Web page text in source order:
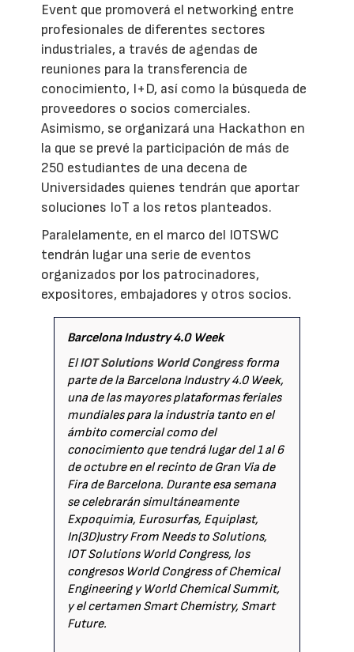
Event que promoverá el networking entre
profesionales de diferentes sectores
industriales, a través de agendas de
reuniones para la transferencia de
conocimiento, I+D, así como la búsqueda de
proveedores o socios comerciales.
Asimismo, se organizará una Hackathon en
la que se prevé la participación de más de
250 estudiantes de una decena de
Universidades quienes tendrán que aportar
soluciones IoT a los retos planteados.
Paralelamente, en el marco del IOTSWC
tendrán lugar una serie de eventos
organizados por los patrocinadores,
expositores, embajadores y otros socios.
Barcelona Industry 4.0 Week
ElIOT Solutions World Congressforma
parte de la Barcelona Industry 4.0 Week,
una de las mayores plataformas feriales
mundiales para la industria tanto en el
ámbito comercial como del
conocimiento que tendrá lugar del 1 al 6
de octubre en el recinto de Gran Via de
Fira de Barcelona. Durante esa semana
se celebrarán simultáneamente
Expoquimia, Eurosurfas, Equiplast,
In(3D)ustry From Needs to Solutions,
IOT Solutions World Congress, los
congresos World Congress of Chemical
Engineering y World Chemical Summit,
y el certamen Smart Chemistry, Smart
Future.